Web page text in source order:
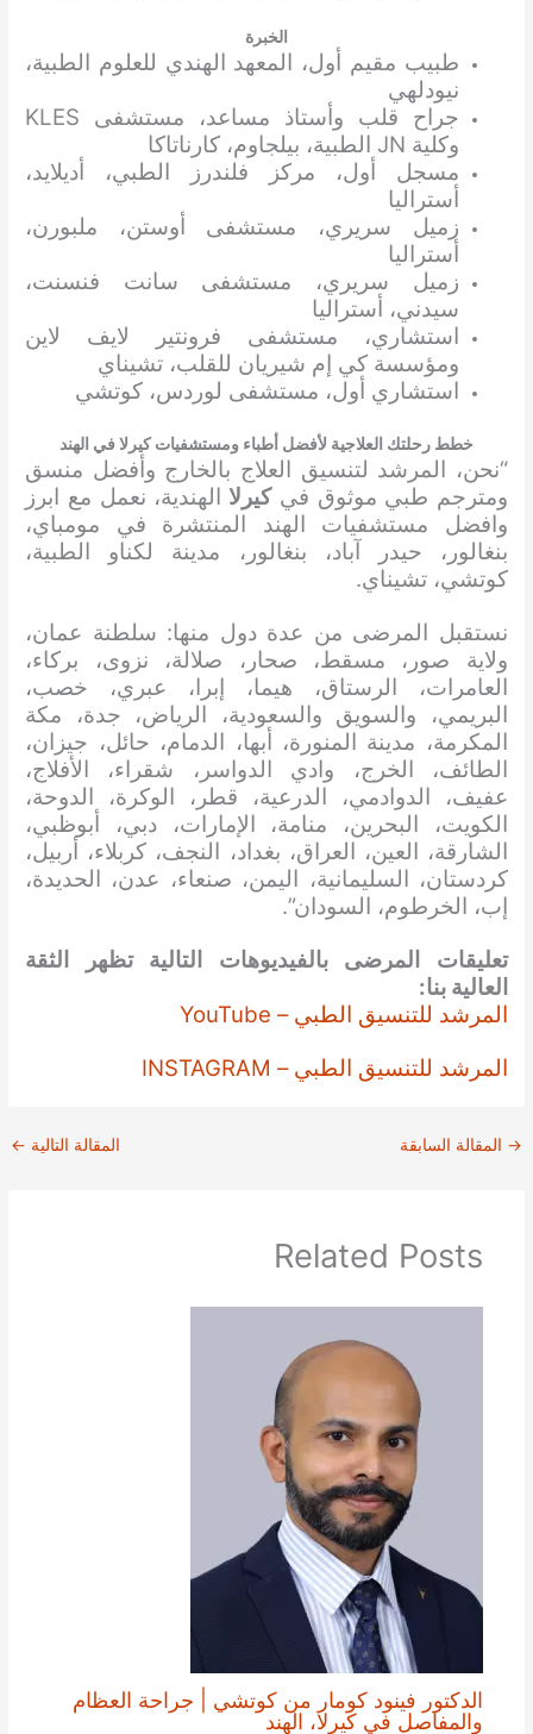
الخبرة
طبيب مقيم أول، المعهد الهندي للعلوم الطبية،
نيودلهي
جراح قلب وأستاذ مساعد، مستشفى KLES
وكلية JN الطبية، بيلجاوم، كارناتاكا
مسجل أول، مركز فلندرز الطبي، أديلايد،
أستراليا
زميل سريري، مستشفى أوستن، ملبورن،
أستراليا
زميل سريري، مستشفى سانت فنسنت،
سيدني، أستراليا
استشاري، مستشفى فرونتير لايف لاين
ومؤسسة كي إم شيريان للقلب، تشيناي
استشاري أول، مستشفى لوردس، كوتشي
خطط رحلتك العلاجية لأفضل أطباء ومستشفيات كيرلا في الهند
“نحن، المرشد لتنسيق العلاج بالخارج وأفضل منسق
ومترجم طبي موثوق في كيرلا الهندية، نعمل مع ابرز
وافضل مستشفيات الهند المنتشرة في مومباي،
بنغالور، حيدر آباد، بنغالور، مدينة لكناو الطبية،
كوتشي، تشيناي.
نستقبل المرضى من عدة دول منها: سلطنة عمان،
ولاية صور، مسقط، صحار، صلالة، نزوى، بركاء،
العامرات، الرستاق، هيما، إبرا، عبري، خصب،
البريمي، والسويق والسعودية، الرياض، جدة، مكة
المكرمة، مدينة المنورة، أبها، الدمام، حائل، جيزان،
الطائف، الخرج، وادي الدواسر، شقراء، الأفلاج،
عفيف، الدوادمي، الدرعية، قطر، الوكرة، الدوحة،
الكويت، البحرين، منامة، الإمارات، دبي، أبوظبي،
الشارقة، العين، العراق، بغداد، النجف، كربلاء، أربيل،
كردستان، السليمانية، اليمن، صنعاء، عدن، الحديدة،
إب، الخرطوم، السودان”.
تعليقات المرضى بالفيديوهات التالية تظهر الثقة
العالية بنا:
المرشد للتنسيق الطبي – YouTube
المرشد للتنسيق الطبي – INSTAGRAM
→ المقالة السابقة المقالة التالية ←
Related Posts
الدكتور فينود كومار من كوتشي | جراحة العظام
والمفاصل في كيرلا، الهند